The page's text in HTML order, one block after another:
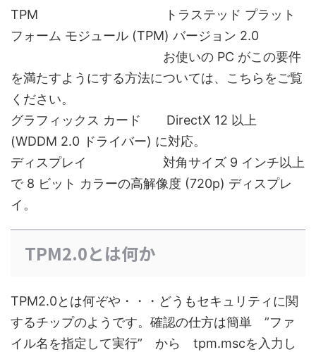
TPM トラステッド プラット
フォーム モジュール (TPM) バージョン 2.0
お使いの PC がこの要件
を満たすようにする方法については、こちらをご覧
ください。
グラフィックス カード DirectX 12 以上
(WDDM 2.0 ドライバー) に対応。
ディスプレイ 対角サイズ 9 インチ以上
で 8 ビット カラーの高解像度 (720p) ディスプレ
イ。
TPM2.0とは何か
TPM2.0とは何ぞや・・・どうもセキュリティに関
するチップのようです。確認の仕方は簡単 ”ファ
イル名を指定して実行” から tpm.mscを入力し